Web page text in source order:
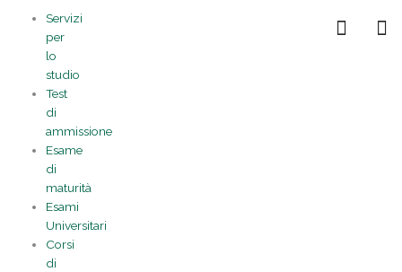
contenuto
Servizi
per
lo
studio
Test
di
ammissione
Esame
di
maturità
Esami
Universitari
Corsi
di